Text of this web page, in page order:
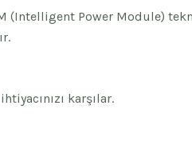
(Intelligent Power Module)
karşılar.